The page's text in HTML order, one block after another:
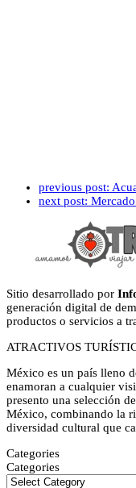
previous post:
next post:
Sitio desarrollado por
generación digital de
productos o servicios a
ATRACTIVOS
México es un país lleno
enamoran a cualquier
presento una selección
México, combinando la
diversidad cultural que
Categories
Categories